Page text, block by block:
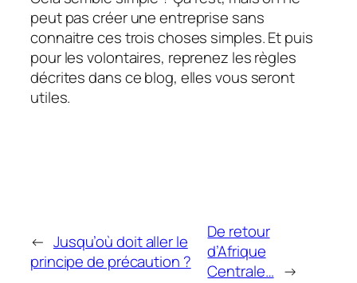
peut pas créer une entreprise sans
connaitre ces trois choses simples. Et puis
pour les volontaires, reprenez les règles
décrites dans ce blog, elles vous seront
utiles.
← Jusqu’où doit aller le
principe de précaution ?
De retour
d’Afrique
Centrale… →